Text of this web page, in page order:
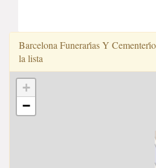
Barcelona Funerari̇̇as Y
la lista
+
−